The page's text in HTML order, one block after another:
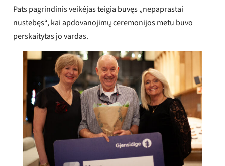
Pats pagrindinis veikėjas teigia buvęs „nepaprastai
nustebęs“, kai apdovanojimų ceremonijos metu buvo
perskaitytas jo vardas.